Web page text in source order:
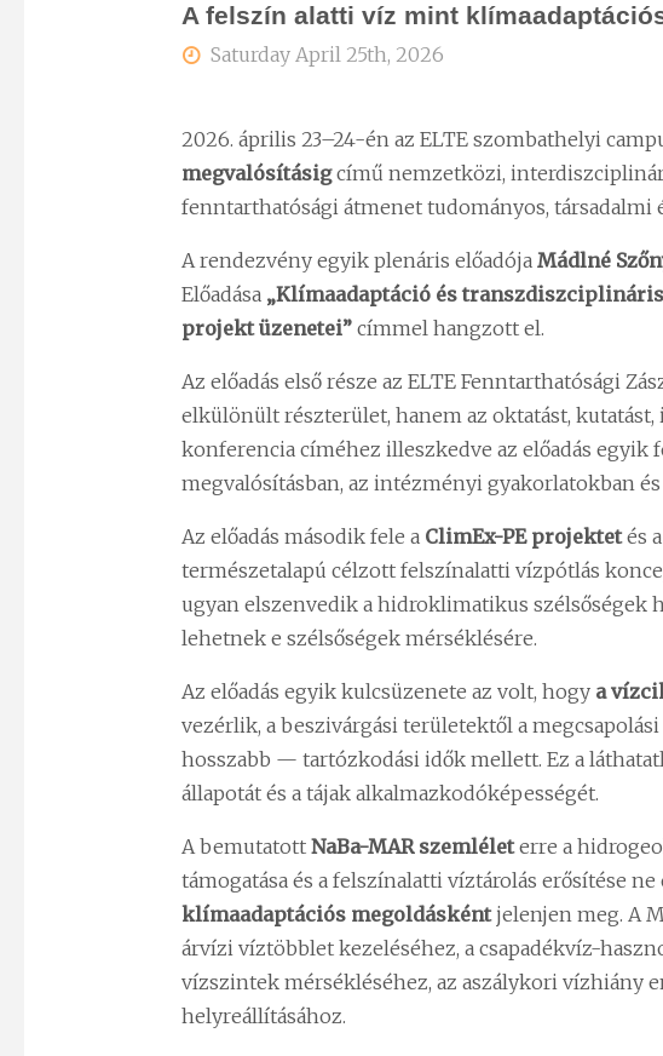
A felszín alatti víz mint
Saturday April 25th, 2026
2026. április 23–24-én az ELTE szombathelyi
megvalósításigcímű nemzetközi,
fenntarthatósági átmenet tudományos,
A rendezvény egyik plenáris előadójaMádlné
Előadása „Klímaadaptáció és transzdiszciplináris
projekt üzenetei” címmel hangzott el.
Az előadás első része az ELTE Fenntarthatósági
elkülönült részterület, hanem az oktatást,
konferencia címéhez illeszkedve az előadás
megvalósításban, az intézményi gyakorlatokban
Az előadás második fele a ClimEx-PE projektetés
természetalapú célzott felszínalatti vízpótlás
ugyan elszenvedik a hidroklimatikus szélsőségek
lehetnek e szélsőségek mérséklésére.
Az előadás egyik kulcsüzenete az volt, hogy a
vezérlik, a beszivárgási területektől a
hosszabb — tartózkodási idők mellett. Ez a
állapotát és a tájak alkalmazkodóképességét.
A bemutatottNaBa-MAR szemléleterre a
támogatása és a felszínalatti víztárolás erősítése
klímaadaptációs megoldáskéntjelenjen meg. A
árvízi víztöbblet kezeléséhez, a csapadékvíz-
vízszintek mérsékléséhez, az aszálykori vízhiány
helyreállításához.